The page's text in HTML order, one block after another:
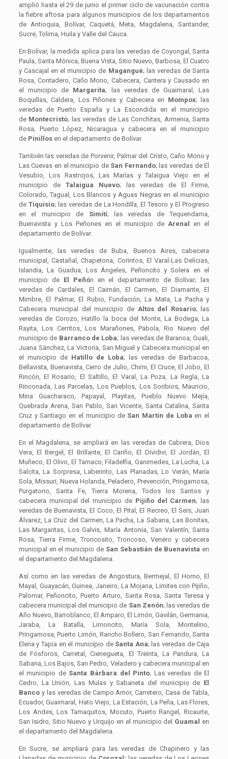
amplió hasta el 29 de junio el primer ciclo de vacunación contra
la fiebre aftosa para algunos municipios de los departamentos
de Antioquia, Bolívar, Caquetá, Meta, Magdalena, Santander,
Sucre, Tolima, Huila y Valle del Cauca.
En Bolívar, la medida aplica para las veredas de Coyongal, Santa
Paula, Santa Mónica, Buena Vista, Sitio Nuevo, Barbosa, El Cuatro
y Cascajal en el municipio de Magangué; las veredas de Santa
Rosa, Contadero, Caño Mono, Cabecera, Cantera y Causado en
el municipio de Margarita; las veredas de Guaimaral, Las
Boquillas, Caldera, Los Piñones y Cabecera en Mompox; las
veredas de Puerto España y La Escondida en el municipio
de Montecristo; las veredas de Las Conchitas, Armenia, Santa
Rosa, Puerto López, Nicaragua y cabecera en el municipio
de Pinillosen el departamento de Bolívar.
También las veredas de Porvenir, Palmar del Cristo, Caño Mono y
Las Cuevas en el municipio de San Fernando; las veredas de El
Vesubio, Los Rastrojos, Las Marías y Talaigua Viejo en el
municipio de Talaigua Nuevo; las veredas de El Firme,
Colorado, Tagual, Los Blancos y Aguas Negras en el municipio
de Tiquisio; las veredas de La Hondilla, El Tesoro y El Progreso
en el municipio de Simití; las veredas de Tequendama,
Buenavista y Los Peñones en el municipio deArenal
en el
departamento de Bolívar.
Igualmente, las veredas de Buba, Buenos Aires, cabecera
municipal, Castañal, Chapetona, Corintos, El Varal-Las Delicias,
Islandia, La Guadua, Los Ángeles, Peñoncito y Solera en el
municipio de El Peñón en el departamento de Bolívar; las
veredas de Cardales, El Caimán, El Carmen, El Diamante, El
Mimbre, El Palmar, El Rubio, Fundación, La Mata, La Pacha y
Cabecera municipal del municipio de Altos del Rosario; las
veredas de Corozo, Hatillo la boca del Monte, La Bodega, La
Rayita, Los Cerritos, Los Marañones, Pabola, Rio Nuevo del
municipio de Barranco de Loba; las veredas de Baranoa, Guali,
Juana Sánchez, La Victoria, San Miguel y Cabecera municipal en
el municipio de Hatillo de Loba; las veredas de Barbacoa,
Bellavista, Buenavista, Cerro de Julio, Chimi, El Cruce, El Jobo, El
Rincón, El Rosario, El Saltillo, El Varal, La Poza, La Regla, La
Rinconada, Las Parcelas, Los Pueblos, Los Soribios, Mauricio,
Mina Guacharaco, Papayal, Playitas, Pueblo Nuevo Mejía,
Quebrada Arena, San Pablo, San Vicente, Santa Catalina, Santa
Cruz y Santiago en el municipio de San Martín de Loba en el
departamento de Bolívar.
En el Magdalena, se ampliará en las veredas de Cabrera, Dios
Vera, El Bergel, El Brillante, El Cariño, El Dividivi, El Jordán, El
Muñeco, El Olivo, El Tamaco, Filadelfia, Ganimedes, La Lucha, La
Salcita, La Sorpresa, Laberinto, Las Planadas, Lo Verán, María
Sola, Missuri, Nueva Holanda, Peladero, Prevención, Pringamosa,
Purgatorio, Santa Fe, Tierra Morena, Todos los Santos y
cabecera municipal del municipio de Pijiño del Carmen; las
veredas de Buenavista, El Coco, El Pital, El Recreo, El Seis, Juan
Álvarez, La Cruz del Carmen, La Pacha, La Sabana, Las Bonitas,
Las Margaritas, Los Galvis, María Antonia, San Valentín, Santa
Rosa, Tierra Firme, Troncosito, Troncoso, Venero y cabecera
municipal en el municipio de San Sebastián de Buenavista en
el departamento del Magdalena.
Así como en las veredas de Angostura, Bermejal, El Horno, El
Mayal, Guayacán, Guinea, Janeiro, La Mojana, Limites con Pijiño,
Palomar, Peñoncito, Puerto Arturo, Santa Rosa, Santa Teresa y
cabecera municipal del municipio de San Zenón; las veredas de
Año Nuevo, Barroblanco, El Amparo, El Limón, Gavilán, Germania,
Jaraba, La Batalla, Limoncito, María Sola, Montelirio,
Pringamosa, Puerto Limón, Rancho Bollero, San Fernando, Santa
Elena y Tapia en el municipio de Santa Ana; las veredas de Caja
de Fósforos, Carretal, Cienegueta, El Treinta, La Pandura, La
Sabana, Los Bajos, San Pedro, Veladero y cabecera municipal en
el municipio de Santa Bárbara del Pinto; Las veredas de El
Cedro, La Unión, Las Mulas y Sabaneta del municipio de El
Bancoy las veredas de Campo Amor, Carretero, Casa de Tabla,
Ecuador, Guaimaral, Hato Viejo, La Estación, La Peña, Las Flores,
Los Andes, Los Tamaquitos, Mocuto, Puerto Rangel, Ricaurte,
San Isidro, Sitio Nuevo y Urquijo en el municipio del Guamal
en
el departamento del Magdalena.
En Sucre, se ampliará para las veredas de Chapinero y las